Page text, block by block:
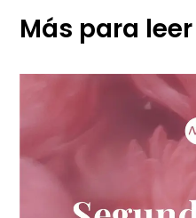
Más para leer